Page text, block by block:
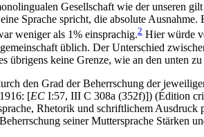
Gesellschaft wie der unseren
Sprache spricht, die absolute
weniger als 1% einsprachig.2 Hier würde
üblich. Der Unterschied
übrigens keine Grenze, wie an den unten
den Grad der Beherrschung der
[EC I:57, III C 308a (352f)]) (Édition
Rhetorik und schriftlichem
seiner Muttersprache